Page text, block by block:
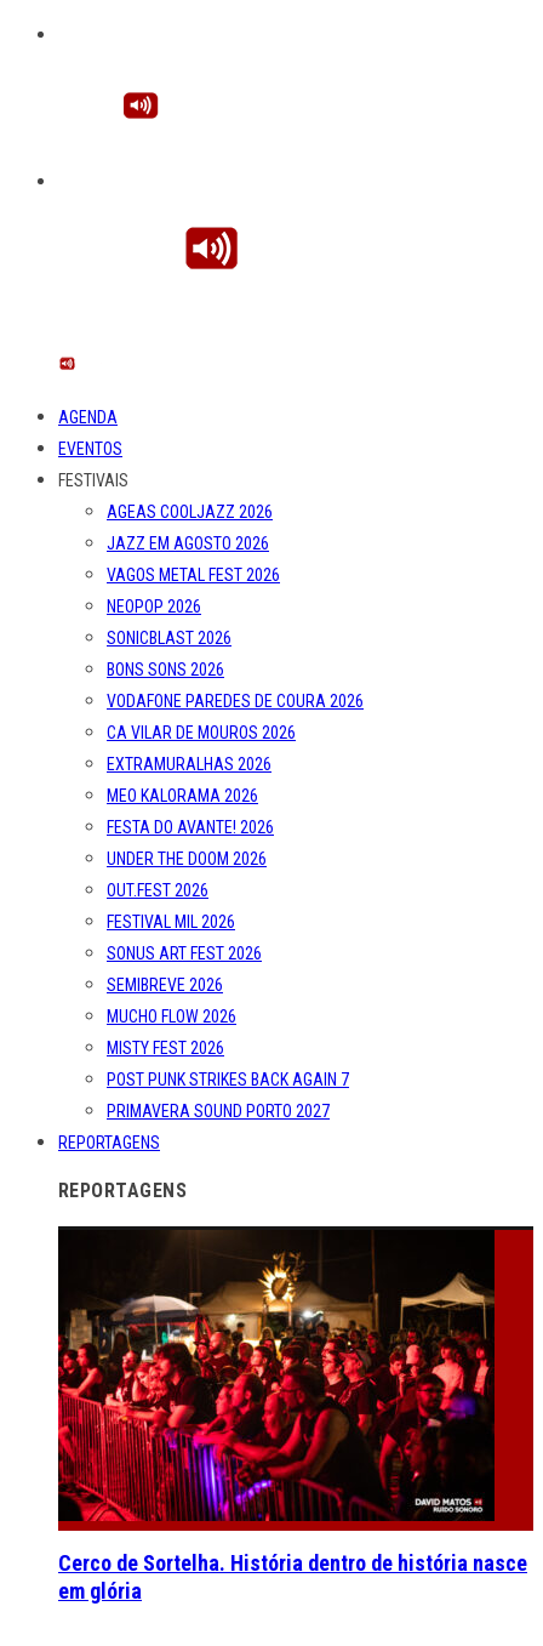
AGENDA
EVENTOS
FESTIVAIS
AGEAS COOLJAZZ 2026
JAZZ EM AGOSTO 2026
VAGOS METAL FEST 2026
NEOPOP 2026
SONICBLAST 2026
BONS SONS 2026
VODAFONE PAREDES DE COURA 2026
CA VILAR DE MOUROS 2026
EXTRAMURALHAS 2026
MEO KALORAMA 2026
FESTA DO AVANTE! 2026
UNDER THE DOOM 2026
OUT.FEST 2026
FESTIVAL MIL 2026
SONUS ART FEST 2026
SEMIBREVE 2026
MUCHO FLOW 2026
MISTY FEST 2026
POST PUNK STRIKES BACK AGAIN 7
PRIMAVERA SOUND PORTO 2027
REPORTAGENS
REPORTAGENS
Cerco de Sortelha. História dentro de história nasce
em glória